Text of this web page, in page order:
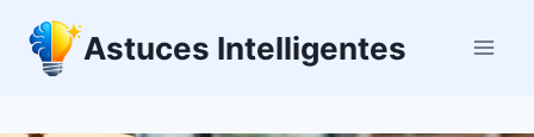
contenu
Astuces Intelligentes